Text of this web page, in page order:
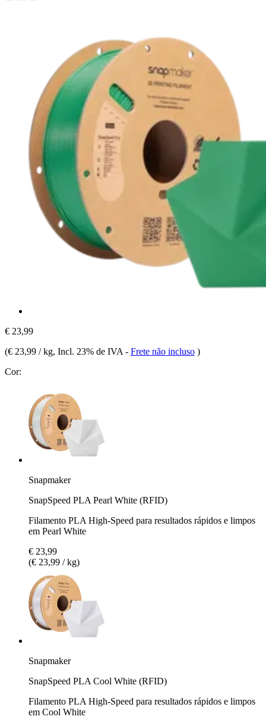
€ 23,99
(€ 23,99 / kg, Incl. 23% de IVA - Frete não incluso )
Cor:
Snapmaker
SnapSpeed PLA Pearl White (RFID)
Filamento PLA High-Speed para resultados rápidos e limpos
em Pearl White
€ 23,99
(€ 23,99 / kg)
Snapmaker
SnapSpeed PLA Cool White (RFID)
Filamento PLA High-Speed para resultados rápidos e limpos
em Cool White